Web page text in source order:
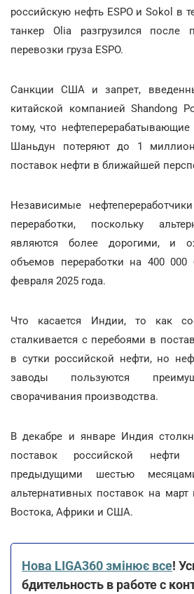
российскую нефть ESPO и Sokol в
танкер Olia разгрузился после
перевозки груза ESPO.
Санкции США и запрет,
китайской компанией Shandong
тому, что
Шаньдун потеряют до 1
поставок нефти в ближайшей
Независимые
переработки, поскольку
являются более дорогими, и
объемов переработки на 400 000
февраля 2025 года.
Что касается Индии, то как
сталкивается с перебоями в
в сутки российской нефти, но
заводы пользуются
сворачивания производства.
В декабре и январе Индия
поставок российской
предыдущими шестью
альтернативных поставок на
Востока, Африки и США.
Нова LIGA360 змінює все!
бдительность в работе с